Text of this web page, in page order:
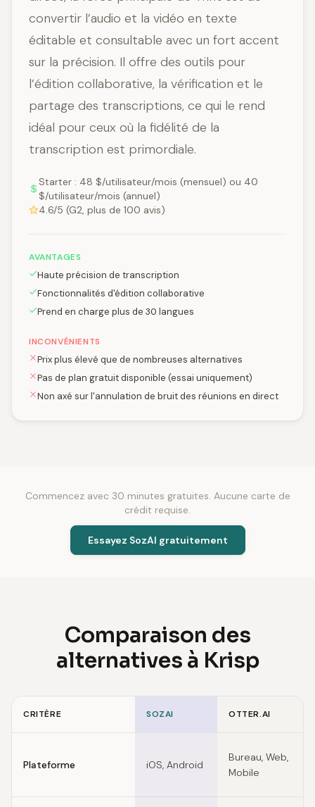
convertir l’audio et la vidéo en texte
éditable et consultable avec un fort accent
sur la précision. Il offre des outils pour
l’édition collaborative, la vérification et le
partage des transcriptions, ce qui le rend
idéal pour ceux où la fidélité de la
transcription est primordiale.
Starter : 48 $/utilisateur/mois (mensuel) ou 40
$/utilisateur/mois (annuel)
4.6/5 (G2, plus de 100 avis)
AVANTAGES
Haute précision de transcription
Fonctionnalités d'édition collaborative
Prend en charge plus de 30 langues
INCONVÉNIENTS
Prix plus élevé que de nombreuses alternatives
Pas de plan gratuit disponible (essai uniquement)
Non axé sur l'annulation de bruit des réunions en direct
Commencez avec 30 minutes gratuites. Aucune carte de
crédit requise.
Essayez SozAI gratuitement
Comparaison des
alternatives à Krisp
CRITÈRE SOZAI OTTER.AI
Plateforme iOS, Android
Bureau, Web,
Mobile